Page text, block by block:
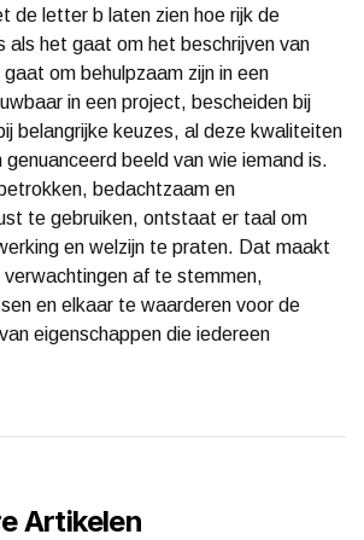
de letter b laten zien hoe rijk de
als het gaat om het beschrijven van
om behulpzaam zijn in een
in een project, bescheiden bij
belangrijke keuzes, al deze kwaliteiten
genuanceerd beeld van wie iemand is.
bedachtzaam en
te gebruiken, ontstaat er taal om
en welzijn te praten. Dat maakt
verwachtingen af te stemmen,
en elkaar te waarderen voor de
eigenschappen die iedereen
Artikelen